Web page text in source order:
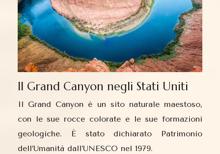
Il Grand Canyon negli Stati Uniti
Il Grand Canyon è un sito naturale maestoso,
con le sue rocce colorate e le sue formazioni
geologiche. È stato dichiarato Patrimonio
dell’Umanità dall’UNESCO nel 1979.